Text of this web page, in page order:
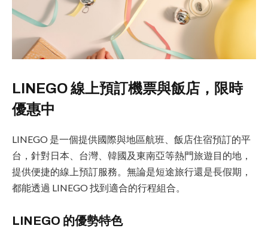
LINEGO 線上預訂機票與飯店，限時
優惠中
LINEGO 是一個提供國際與地區航班、飯店住宿預訂的平
台，針對日本、台灣、韓國及東南亞等熱門旅遊目的地，
提供便捷的線上預訂服務。無論是短途旅行還是長假期，
都能透過 LINEGO 找到適合的行程組合。
LINEGO 的優勢特色